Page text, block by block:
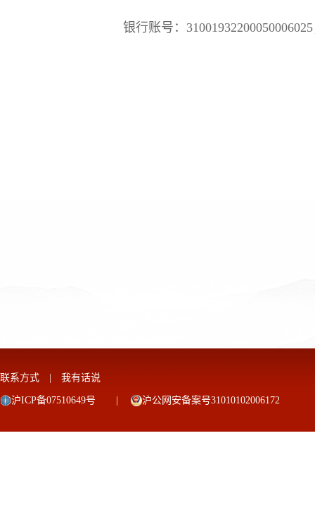
银行账号：
联系方式 我有话说
沪ICP备07510649号 沪公网安备案号31010102006172